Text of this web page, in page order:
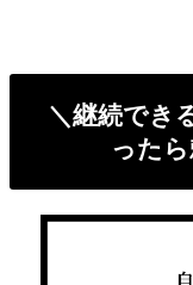
＼継続でき
った